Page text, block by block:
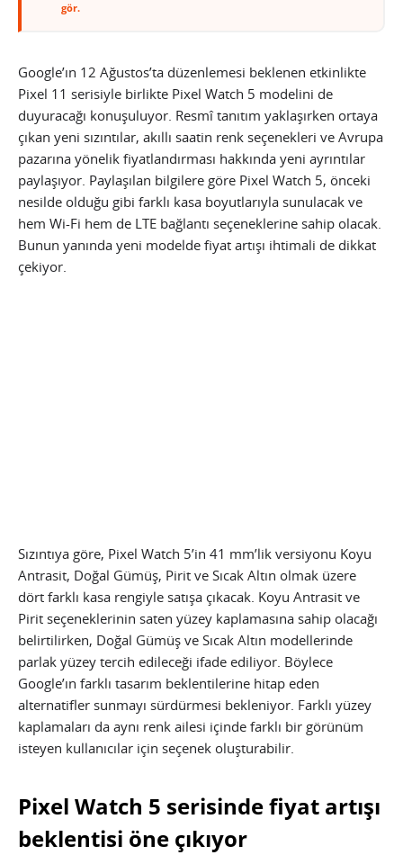
gör.
Google’ın 12 Ağustos’ta düzenlemesi beklenen etkinlikte
Pixel 11 serisiyle birlikte Pixel Watch 5 modelini de
duyuracağı konuşuluyor. Resmî tanıtım yaklaşırken ortaya
çıkan yeni sızıntılar, akıllı saatin renk seçenekleri ve Avrupa
pazarına yönelik fiyatlandırması hakkında yeni ayrıntılar
paylaşıyor. Paylaşılan bilgilere göre Pixel Watch 5, önceki
nesilde olduğu gibi farklı kasa boyutlarıyla sunulacak ve
hem Wi-Fi hem de LTE bağlantı seçeneklerine sahip olacak.
Bunun yanında yeni modelde fiyat artışı ihtimali de dikkat
çekiyor.
Sızıntıya göre, Pixel Watch 5’in 41 mm’lik versiyonu Koyu
Antrasit, Doğal Gümüş, Pirit ve Sıcak Altın olmak üzere
dört farklı kasa rengiyle satışa çıkacak. Koyu Antrasit ve
Pirit seçeneklerinin saten yüzey kaplamasına sahip olacağı
belirtilirken, Doğal Gümüş ve Sıcak Altın modellerinde
parlak yüzey tercih edileceği ifade ediliyor. Böylece
Google’ın farklı tasarım beklentilerine hitap eden
alternatifler sunmayı sürdürmesi bekleniyor. Farklı yüzey
kaplamaları da aynı renk ailesi içinde farklı bir görünüm
isteyen kullanıcılar için seçenek oluşturabilir.
Pixel Watch 5 serisinde fiyat artışı
beklentisi öne çıkıyor